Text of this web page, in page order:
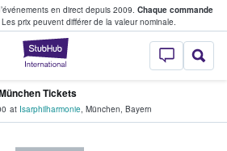
en direct depuis 2009. Chaque commande
Les prix peuvent différer de la valeur nominale.
StubHub - Où
vendent des billets
Tickets
at Isarphilharmonie, München, Bayern